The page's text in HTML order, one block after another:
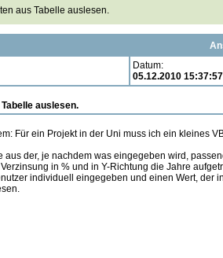
aus Tabelle auslesen.
Datum:
05.12.2010 15:37:57
auslesen.
Für ein Projekt in der Uni muss ich ein kleines
aus der, je nachdem was eingegeben wird,
in % und in Y-Richtung die Jahre
individuell eingegeben und einen Wert, der